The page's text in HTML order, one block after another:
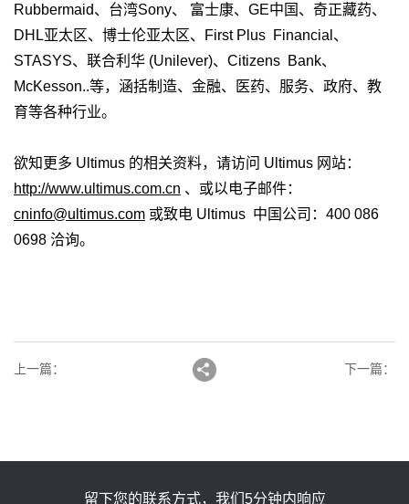
Rubbermaid、台湾Sony、 富士康、GE中国、奇正藏药、
DHL亚太区、博士伦亚太区、First Plus Financial、
STASYS、联合利华 (Unilever)、Citizens Bank、
McKesson..等，涵括制造、金融、医药、服务、政府、教
育等各种行业。
欲知更多 Ultimus 的相关资料，请访问 Ultimus 网站：
http://www.ultimus.com.cn 、或以电子邮件：
cninfo@ultimus.com 或致电 Ultimus 中国公司：400 086
0698 洽询。
上一篇 ： 下一篇 ：
留下您的联系方式，我们5分钟内响应